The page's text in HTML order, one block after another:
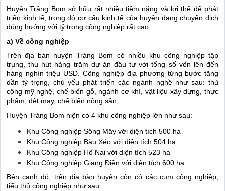
Huyện Trảng Bom sở hữu rất nhiều tiềm năng và lợi thế để phát
triển kinh tế, trong đó cơ cấu kinh tế của huyện đang chuyển dịch
đúng hướng với tỷ trọng công nghiệp rất cao.
a) Về công nghiệp
Trên địa bàn huyện Trảng Bom có nhiều khu công nghiệp tập
trung, thu hút hàng trăm dự án đầu tư với tổng số vốn lên đến
hàng nghìn triệu USD. Công nghiệp địa phương từng bước tăng
dần tỷ trọng, chủ yếu phát triển các ngành nghề như sau: thủ
công mỹ nghệ, chế biến gỗ, ngành cơ khí, vật liệu xây dựng, thực
phẩm, dệt may, chế biến nông sản, …
Huyện Trảng Bom hiện có 4 khu công nghiệp lớn như sau:
Khu Công nghiệp Sông Mây với diện tích 500 ha
Khu Công nghiệp Bàu Xéo với diện tích 504 ha
Khu Công nghiệp Hố Nai với diện tích 523 ha
Khu Công nghiệp Giang Điền với diện tích 600 ha.
Bên cạnh đó, trên địa bàn huyện còn có các cụm công nghiệp,
tiểu thủ công nghiệp như sau: